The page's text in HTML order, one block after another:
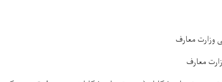
معارف
معارف